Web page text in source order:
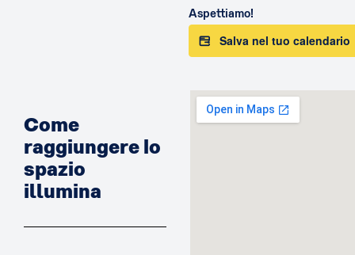
Aspettiamo!
Salva nel tuo calendario
Come
raggiungere lo
spazio
illumina